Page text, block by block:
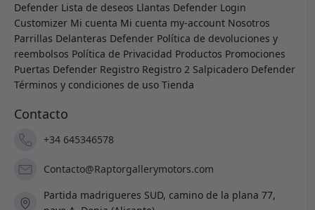
Defender Lista de deseos Llantas Defender Login
Customizer Mi cuenta Mi cuenta my-account Nosotros
Parrillas Delanteras Defender Política de devoluciones y
reembolsos Política de Privacidad Productos Promociones
Puertas Defender Registro Registro 2 Salpicadero Defender
Términos y condiciones de uso Tienda
Contacto
+34 645346578
Contacto@Raptorgallerymotors.com
Partida madrigueres SUD, camino de la plana 77,